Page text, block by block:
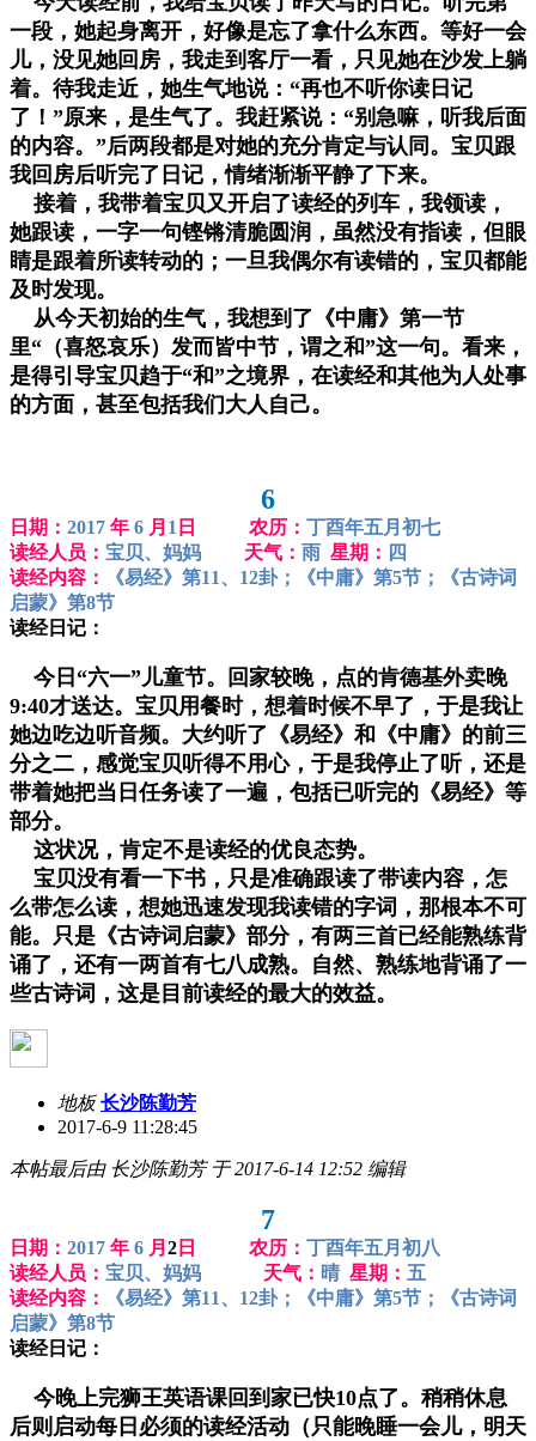
一段，她起身离开，好像是忘了拿什么东西。等好一会
儿，没见她回房，我走到客厅一看，只见她在沙发上躺
着。待我走近，她生气地说：“再也不听你读日记
了！”原来，是生气了。我赶紧说：“别急嘛，听我后面
的内容。”后两段都是对她的充分肯定与认同。宝贝跟
我回房后听完了日记，情绪渐渐平静了下来。
接着，我带着宝贝又开启了读经的列车，我领读，
她跟读，一字一句铿锵清脆圆润，虽然没有指读，但眼
睛是跟着所读转动的；一旦我偶尔有读错的，宝贝都能
及时发现。
从今天初始的生气，我想到了《中庸》第一节
里“（喜怒哀乐）发而皆中节，谓之和”这一句。看来，
是得引导宝贝趋于“和”之境界，在读经和其他为人处事
的方面，甚至包括我们大人自己。
6
日期： 2017 年 6 月 1 日 农历： 丁酉年五月初七
读经人员： 宝贝、妈妈 天气： 雨 星期： 四
读经内容：
《易经》第11、12卦；《中庸》第5节；《古诗词
启蒙》第8节
读经日记：
今日“六一”儿童节。回家较晚，点的肯德基外卖晚
9:40才送达。宝贝用餐时，想着时候不早了，于是我让
她边吃边听音频。大约听了《易经》和《中庸》的前三
分之二，感觉宝贝听得不用心，于是我停止了听，还是
带着她把当日任务读了一遍，包括已听完的《易经》等
部分。
这状况，肯定不是读经的优良态势。
宝贝没有看一下书，只是准确跟读了带读内容，怎
么带怎么读，想她迅速发现我读错的字词，那根本不可
能。只是《古诗词启蒙》部分，有两三首已经能熟练背
诵了，还有一两首有七八成熟。自然、熟练地背诵了一
些古诗词，这是目前读经的最大的效益。
地板 长沙陈勤芳
2017-6-9 11:28:45
本帖最后由 长沙陈勤芳 于 2017-6-14 12:52 编辑
7
日期： 2017 年 6 月 2 日 农历： 丁酉年五月初八
读经人员： 宝贝、妈妈 天气： 晴 星期： 五
读经内容：
《易经》第11、12卦；《中庸》第5节；《古诗词
启蒙》第8节
读经日记：
今晚上完狮王英语课回到家已快10点了。稍稍休息
后则启动每日必须的读经活动（只能晚睡一会儿，明天